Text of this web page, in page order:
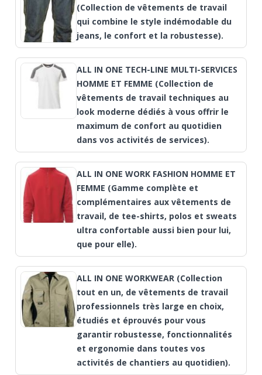
(Collection de vêtements de travail
qui combine le style indémodable du
jeans, le confort et la robustesse).
ALL IN ONE TECH-LINE MULTI-SERVICES
HOMME ET FEMME (Collection de
vêtements de travail techniques au
look moderne dédiés à vous offrir le
maximum de confort au quotidien
dans vos activités de services).
ALL IN ONE WORK FASHION HOMME ET
FEMME (Gamme complète et
complémentaires aux vêtements de
travail, de tee-shirts, polos et sweats
ultra confortable aussi bien pour lui,
que pour elle).
ALL IN ONE WORKWEAR (Collection
tout en un, de vêtements de travail
professionnels très large en choix,
étudiés et éprouvés pour vous
garantir robustesse, fonctionnalités
et ergonomie dans toutes vos
activités de chantiers au quotidien).